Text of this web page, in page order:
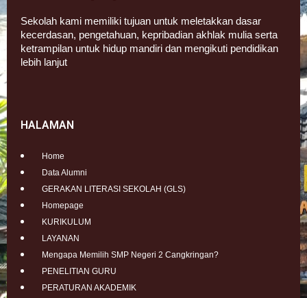
Sekolah kami memiliki tujuan untuk meletakkan dasar
kecerdasan, pengetahuan, kepribadian akhlak mulia serta
ketrampilan untuk hidup mandiri dan mengikuti pendidikan
lebih lanjut
HALAMAN
Home
Data Alumni
GERAKAN LITERASI SEKOLAH (GLS)
Homepage
KURIKULUM
LAYANAN
Mengapa Memilih SMP Negeri 2 Cangkringan?
PENELITIAN GURU
PERATURAN AKADEMIK